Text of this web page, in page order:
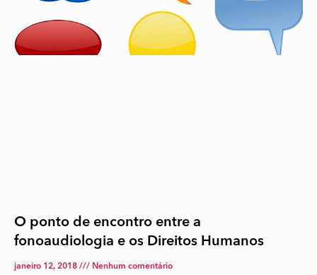
O ponto de encontro entre a
fonoaudiologia e os Direitos Humanos
janeiro 12, 2018 Nenhum comentário